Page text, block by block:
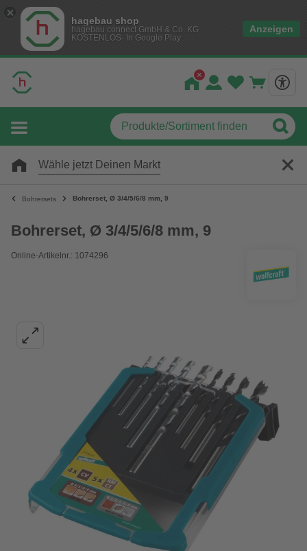
hagebau shop
hagebau connect GmbH & Co. KG
KOSTENLOS- In Google Play
Anzeigen
Wähle jetzt Deinen Markt
Bohrersets Bohrerset, Ø 3/4/5/6/8 mm, 9
Bohrerset, Ø 3/4/5/6/8 mm, 9
Online-Artikelnr.: 1074296